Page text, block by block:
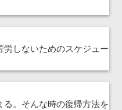
労しないためのスケジュー
る。そんな時の復帰方法を